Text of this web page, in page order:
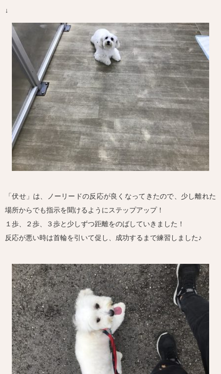
↓
「伏せ」は、ノーリードの反応が良くなってきたので、少し離れた
場所からでも指示を聞けるようにステップアップ！
１歩、２歩、３歩と少しずつ距離をのばしていきました！
反応が悪い時は首輪を引いて促し、成功するまで練習しました♪